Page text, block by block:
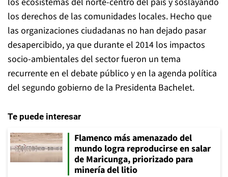
los derechos de las comunidades locales. Hecho que
las organizaciones ciudadanas no han dejado pasar
desapercibido, ya que durante el 2014 los impactos
socio-ambientales del sector fueron un tema
recurrente en el debate público y en la agenda política
del segundo gobierno de la Presidenta Bachelet.
Te puede interesar
Flamenco más amenazado del
mundo logra reproducirse en salar
de Maricunga, priorizado para
minería del litio